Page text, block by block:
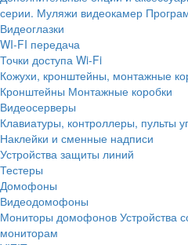
серии. Муляжи видеокамер
Видеоглазки
WI-FI передача
Точки доступа Wi-Fi
Кожухи, кронштейны, монтажные
Кронштейны Монтажные коробки
Видеосерверы
Клавиатуры, контроллеры, пульты
Наклейки и сменные надписи
Устройства защиты линий
Тестеры
Домофоны
Видеодомофоны
Мониторы домофонов Устройства
мониторам